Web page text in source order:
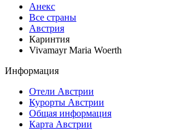
Анекс
Все страны
Австрия
Каринтия
Vivamayr Maria Woerth
Информация
Отели Австрии
Курорты Австрии
Общая информация
Карта Австрии